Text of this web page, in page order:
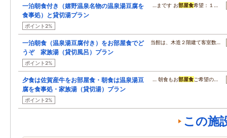
一泊朝食付き（嬉野温泉名物の温泉湯豆腐を
食事処）と貸切湯プラン
ポイント2%
…まです お部屋食希望：１…
一泊朝食（温泉湯豆腐付き）をお部屋食でど
うぞ 家族湯（貸切風呂）プラン
ポイント2%
当館は、木造２階建て客室数…
夕食は佐賀産牛をお部屋食・朝食は温泉湯豆
腐を食事処・家族湯（貸切湯）プラン
ポイント2%
… 朝食もお部屋食ご希望の…
この施